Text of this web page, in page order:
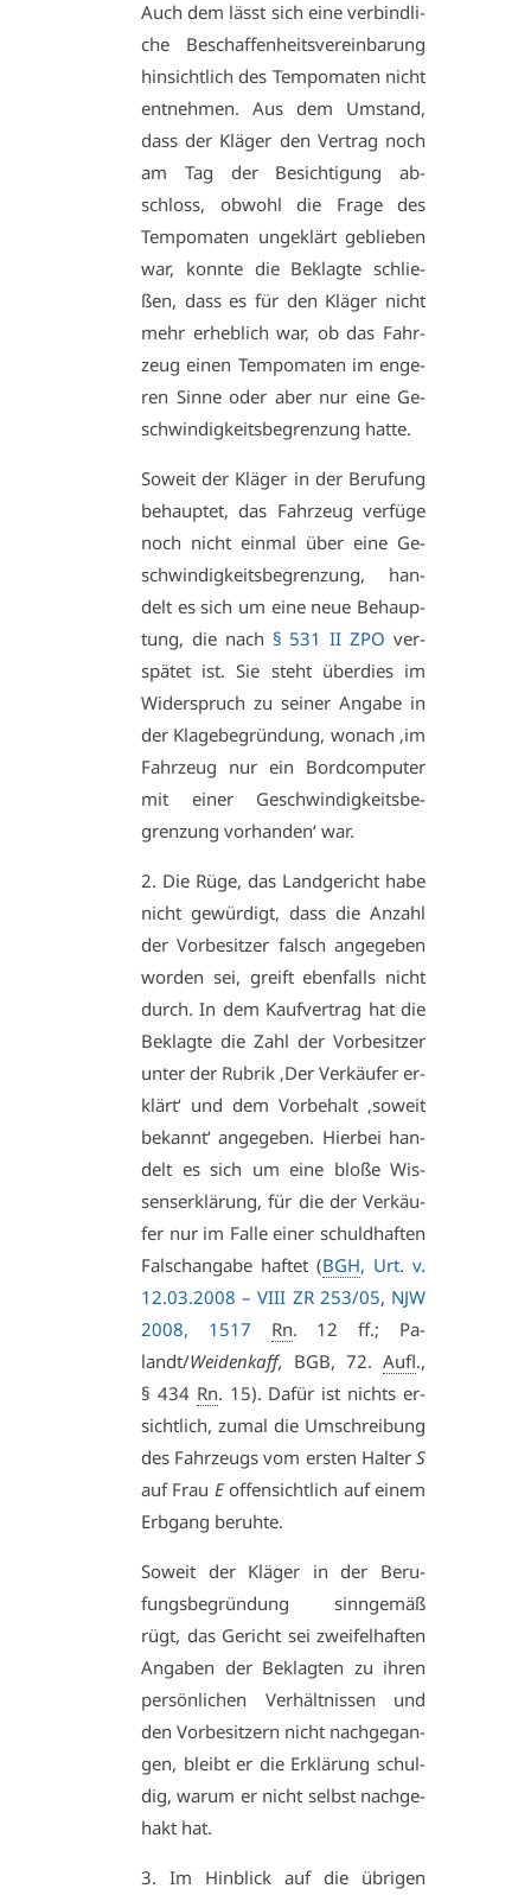
Auch dem lässt sich ei­ne ver­bind­li­
che Be­schaf­fen­heits­ver­ein­ba­rung
hin­sicht­lich des Tem­po­ma­ten nicht
ent­neh­men. Aus dem Um­stand,
dass der Klä­ger den Ver­trag noch
am Tag der Be­sich­ti­gung ab­
schloss, ob­wohl die Fra­ge des
Tem­po­ma­ten un­ge­klärt ge­blie­ben
war, konn­te die Be­klag­te schlie­
ßen, dass es für den Klä­ger nicht
mehr er­heb­lich war, ob das Fahr­
zeug ei­nen Tem­po­ma­ten im en­ge­
ren Sin­ne oder aber nur ei­ne Ge­
schwin­dig­keits­be­gren­zung hat­te.
So­weit der Klä­ger in der Be­ru­fung
be­haup­tet, das Fahr­zeug ver­fü­ge
noch nicht ein­mal über ei­ne Ge­
schwin­dig­keits­be­gren­zung, han­
delt es sich um ei­ne neue Be­haup­
tung, die nach § 531 II ZPO ver­
spä­tet ist. Sie steht über­dies im
Wi­der­spruch zu sei­ner An­ga­be in
der Kla­ge­be­grün­dung, wo­nach ‚im
Fahr­zeug nur ein Bord­com­pu­ter
mit ei­ner Ge­schwin­dig­keits­be­
gren­zung vor­han­den‘ war.
2. Die Rü­ge, das Land­ge­richt ha­be
nicht ge­wür­digt, dass die An­zahl
der Vor­be­sit­zer falsch an­ge­ge­ben
wor­den sei, greift eben­falls nicht
durch. In dem Kauf­ver­trag hat die
Be­klag­te die Zahl der Vor­be­sit­zer
un­ter der Ru­brik ‚Der Ver­käu­fer er­
klärt‘ und dem Vor­be­halt ‚so­weit
be­kannt‘ an­ge­ge­ben. Hier­bei han­
delt es sich um ei­ne blo­ße Wis­
sens­er­klä­rung, für die der Ver­käu­
fer nur im Fal­le ei­ner schuld­haf­ten
Falsch­an­ga­be haf­tet (BGH, Ur­t. v.
12.03.2008 –VI­II ZR 253/05, NJW
2008, 1517
Rn. 12 ff.; Pa­
landt/Wei­den­kaff, BGB, 72. Aufl.,
§ 434 Rn. 15). Da­für ist nichts er­
sicht­lich, zu­mal die Um­schrei­bung
des Fahr­zeugs vom ers­ten Hal­ter S
auf Frau Eof­fen­sicht­lich auf ei­nem
Erb­gang be­ruh­te.
So­weit der Klä­ger in der Be­ru­
fungs­be­grün­dung sinn­ge­mäß
rügt, das Ge­richt sei zwei­fel­haf­ten
An­ga­ben der Be­klag­ten zu ih­ren
per­sön­li­chen Ver­hält­nis­sen und
den Vor­be­sit­zern nicht nach­ge­gan­
gen, bleibt er die Er­klä­rung schul­
dig, war­um er nicht selbst nach­ge­
hakt hat.
3. Im Hin­blick auf die üb­ri­gen